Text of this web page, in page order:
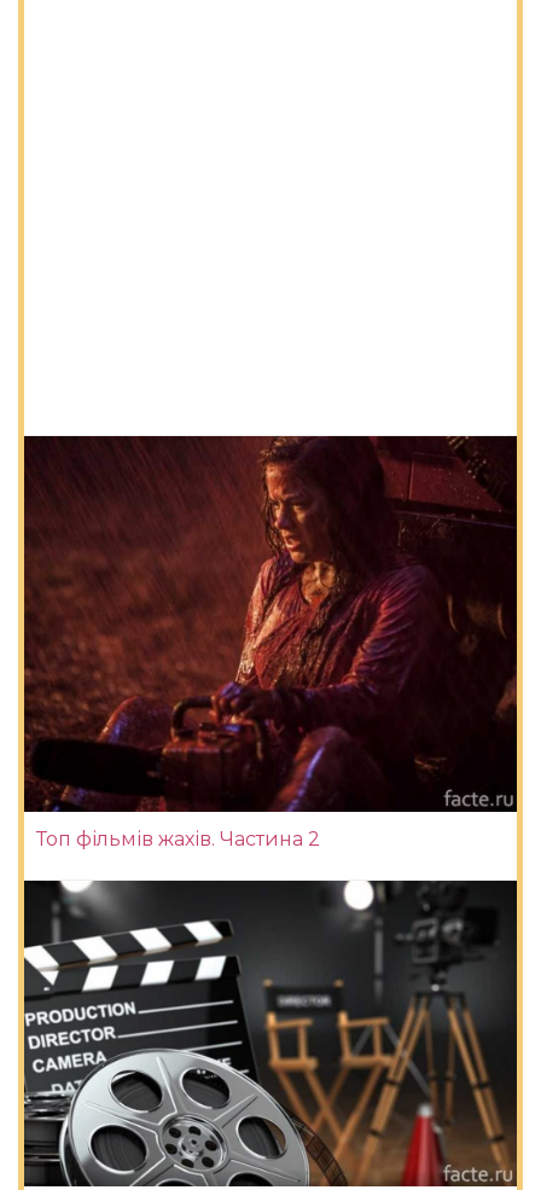
Топ фільмів жахів. Частина 2